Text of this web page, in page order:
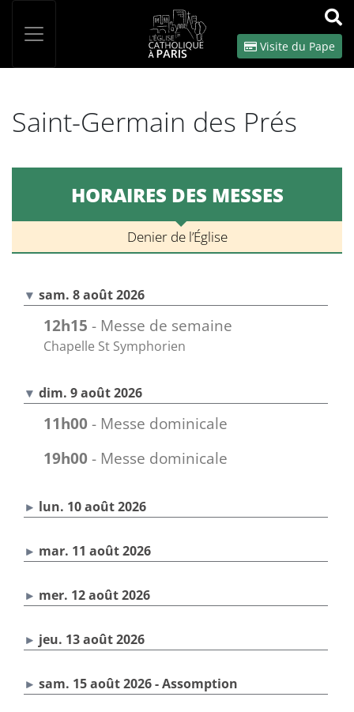
OK
Visite du Pape
Saint-Germain des Prés
HORAIRES DES MESSES
Denier de l’Église
sam. 8 août 2026
12h15 - Messe de semaine
Chapelle St Symphorien
dim. 9 août 2026
11h00 - Messe dominicale
19h00 - Messe dominicale
lun. 10 août 2026
mar. 11 août 2026
mer. 12 août 2026
jeu. 13 août 2026
sam. 15 août 2026 - Assomption
Panneau de gestion des cookies